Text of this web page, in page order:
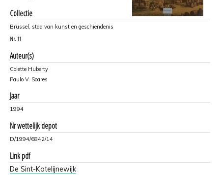
Collectie
Brussel, stad van kunst en geschiendenis
Nr. 11
Auteur(s)
Colette Huberty
Paulo V. Soares
Jaar
1994
Nr wettelijk depot
D/1994/6842/14
Link pdf
De Sint-Katelijnewijk